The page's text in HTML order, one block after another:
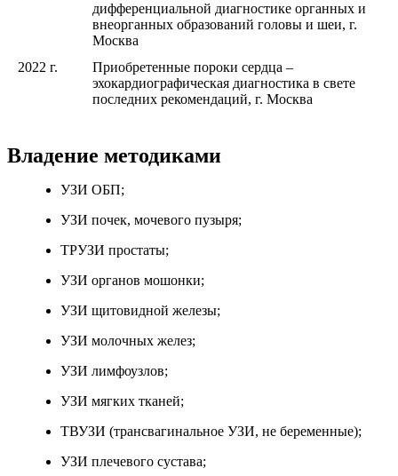
дифференциальной диагностике органных и
внеорганных образований головы и шеи, г.
Москва
2022 г.
Приобретенные пороки сердца –
эхокардиографическая диагностика в свете
последних рекомендаций, г. Москва
Владение методиками
УЗИ ОБП;
УЗИ почек, мочевого пузыря;
ТРУЗИ простаты;
УЗИ органов мошонки;
УЗИ щитовидной железы;
УЗИ молочных желез;
УЗИ лимфоузлов;
УЗИ мягких тканей;
ТВУЗИ (трансвагинальное УЗИ, не беременные);
УЗИ плечевого сустава;